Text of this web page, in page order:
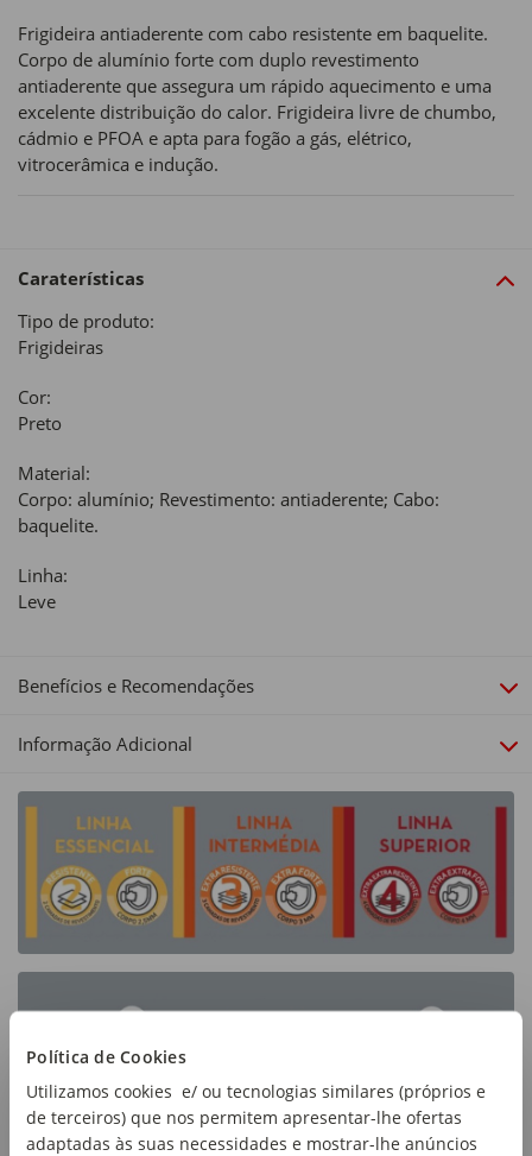
Política de Cookies
Utilizamos cookies e/ ou tecnologias similares (próprios e
de terceiros) que nos permitem apresentar-lhe ofertas
adaptadas às suas necessidades e mostrar-lhe anúncios
Frigideira antiaderente com cabo resistente em baquelite.
Corpo de alumínio forte com duplo revestimento
antiaderente que assegura um rápido aquecimento e uma
excelente distribuição do calor. Frigideira livre de chumbo,
cádmio e PFOA e apta para fogão a gás, elétrico,
vitrocerâmica e indução.
Caraterísticas
Tipo de produto:
Frigideiras
Cor:
Preto
Material:
Corpo: alumínio; Revestimento: antiaderente; Cabo:
baquelite.
Linha:
Leve
Benefícios e Recomendações
Informação Adicional